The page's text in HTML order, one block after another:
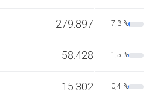
279.897 7,3 %
58.428 1,5 %
15.302 0,4 %